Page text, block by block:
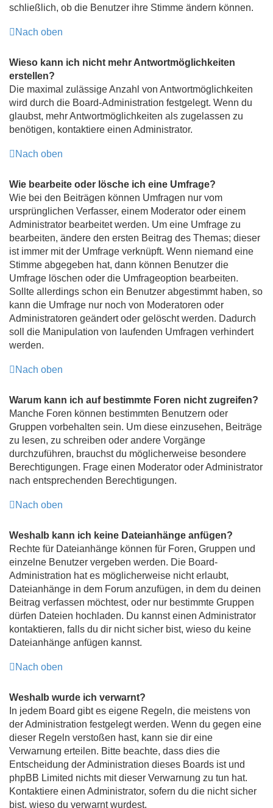
schließlich, ob die Benutzer ihre Stimme ändern können.
Nach oben
Wieso kann ich nicht mehr Antwortmöglichkeiten
erstellen?
Die maximal zulässige Anzahl von Antwortmöglichkeiten
wird durch die Board-Administration festgelegt. Wenn du
glaubst, mehr Antwortmöglichkeiten als zugelassen zu
benötigen, kontaktiere einen Administrator.
Nach oben
Wie bearbeite oder lösche ich eine Umfrage?
Wie bei den Beiträgen können Umfragen nur vom
ursprünglichen Verfasser, einem Moderator oder einem
Administrator bearbeitet werden. Um eine Umfrage zu
bearbeiten, ändere den ersten Beitrag des Themas; dieser
ist immer mit der Umfrage verknüpft. Wenn niemand eine
Stimme abgegeben hat, dann können Benutzer die
Umfrage löschen oder die Umfrageoption bearbeiten.
Sollte allerdings schon ein Benutzer abgestimmt haben, so
kann die Umfrage nur noch von Moderatoren oder
Administratoren geändert oder gelöscht werden. Dadurch
soll die Manipulation von laufenden Umfragen verhindert
werden.
Nach oben
Warum kann ich auf bestimmte Foren nicht zugreifen?
Manche Foren können bestimmten Benutzern oder
Gruppen vorbehalten sein. Um diese einzusehen, Beiträge
zu lesen, zu schreiben oder andere Vorgänge
durchzuführen, brauchst du möglicherweise besondere
Berechtigungen. Frage einen Moderator oder Administrator
nach entsprechenden Berechtigungen.
Nach oben
Weshalb kann ich keine Dateianhänge anfügen?
Rechte für Dateianhänge können für Foren, Gruppen und
einzelne Benutzer vergeben werden. Die Board-
Administration hat es möglicherweise nicht erlaubt,
Dateianhänge in dem Forum anzufügen, in dem du deinen
Beitrag verfassen möchtest, oder nur bestimmte Gruppen
dürfen Dateien hochladen. Du kannst einen Administrator
kontaktieren, falls du dir nicht sicher bist, wieso du keine
Dateianhänge anfügen kannst.
Nach oben
Weshalb wurde ich verwarnt?
In jedem Board gibt es eigene Regeln, die meistens von
der Administration festgelegt werden. Wenn du gegen eine
dieser Regeln verstoßen hast, kann sie dir eine
Verwarnung erteilen. Bitte beachte, dass dies die
Entscheidung der Administration dieses Boards ist und
phpBB Limited nichts mit dieser Verwarnung zu tun hat.
Kontaktiere einen Administrator, sofern du die nicht sicher
bist, wieso du verwarnt wurdest.